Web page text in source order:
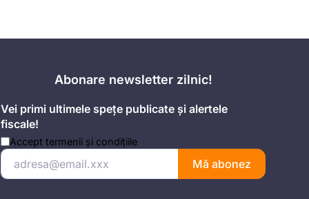
Abonare newsletter zilnic!
Vei primi ultimele spețe publicate și alertele
fiscale!
Accept termenii și condițiile
Mă abonez